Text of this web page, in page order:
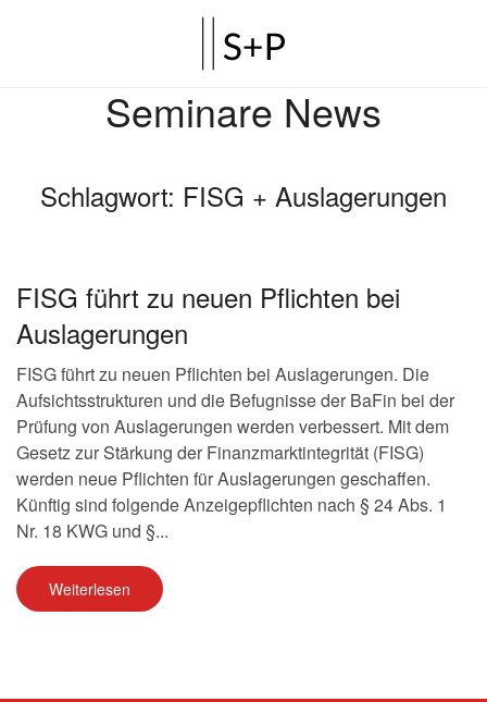
Seminare News
Schlagwort: FISG + Auslagerungen
FISG führt zu neuen Pflichten bei
Auslagerungen
FISG führt zu neuen Pflichten bei Auslagerungen. Die
Aufsichtsstrukturen und die Befugnisse der BaFin bei der
Prüfung von Auslagerungen werden verbessert. Mit dem
Gesetz zur Stärkung der Finanzmarktintegrität (FISG)
werden neue Pflichten für Auslagerungen geschaffen.
Künftig sind folgende Anzeigepflichten nach § 24 Abs. 1
Nr. 18 KWG und §...
Weiterlesen